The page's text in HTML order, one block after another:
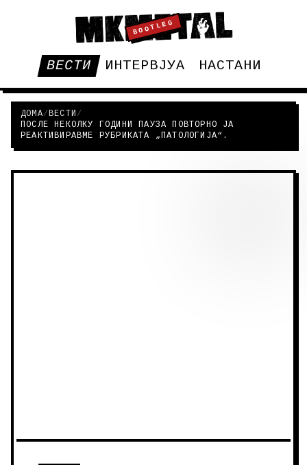
BOOTLEG
ВЕСТИ ИНТЕРВЈУА НАСТАНИ
ДОМА/ВЕСТИ /
ПОСЛЕ НЕКОЛКУ ГОДИНИ ПАУЗА ПОВТОРНО ЈА
РЕАКТИВИРАВМЕ РУБРИКАТА „ПАТОЛОГИЈА“.